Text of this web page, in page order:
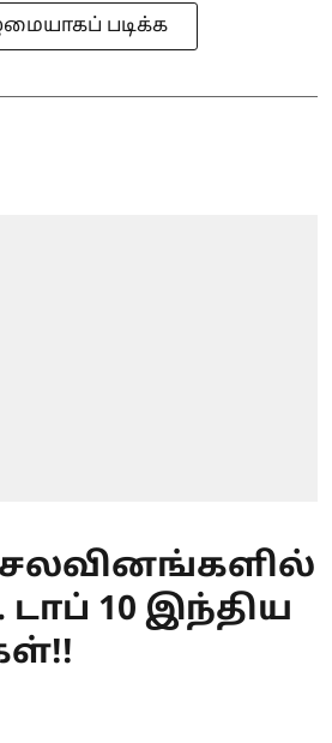
படிக்க
டாப் 10 இந்திய